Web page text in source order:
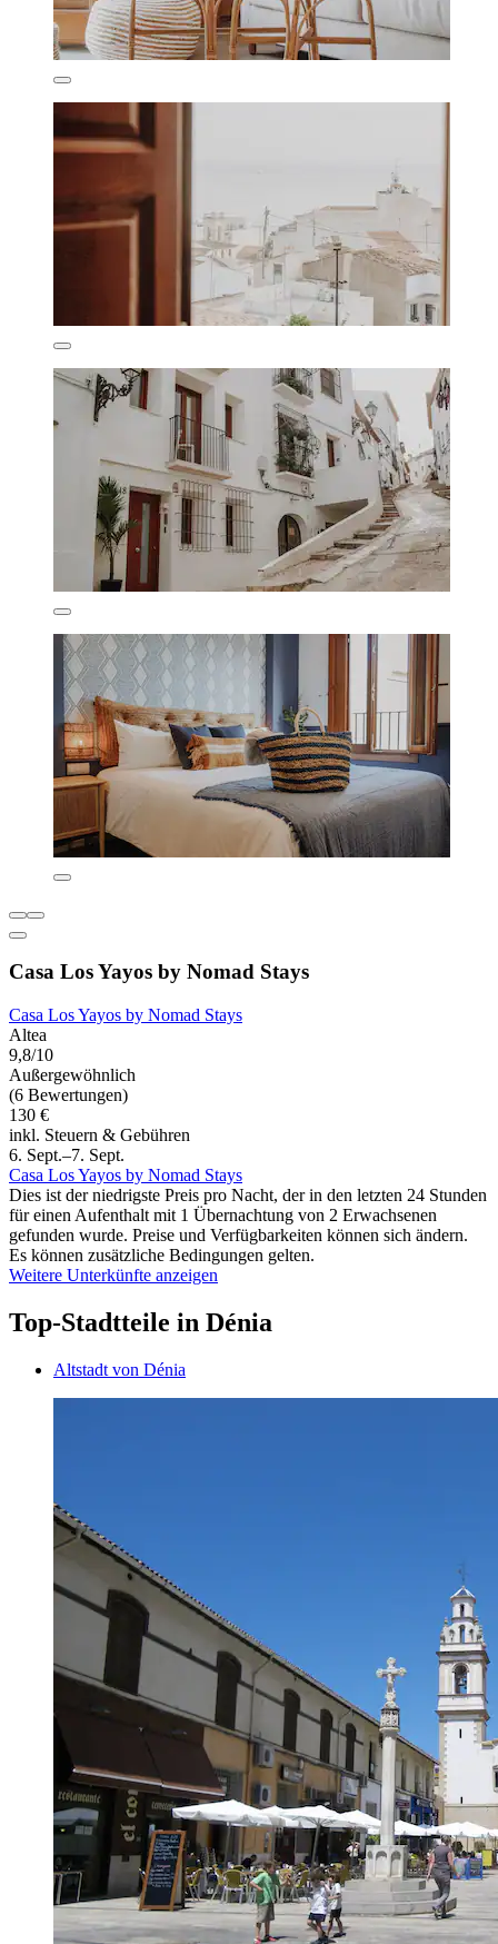
Casa Los Yayos by Nomad Stays
Casa Los Yayos by Nomad Stays
Altea
9,8/10
Außergewöhnlich
(6 Bewertungen)
130 €
inkl. Steuern & Gebühren
6. Sept.–7. Sept.
Casa Los Yayos by Nomad Stays
Dies ist der niedrigste Preis pro Nacht, der in den letzten 24 Stunden
für einen Aufenthalt mit 1 Übernachtung von 2 Erwachsenen
gefunden wurde. Preise und Verfügbarkeiten können sich ändern.
Es können zusätzliche Bedingungen gelten.
Weitere Unterkünfte anzeigen
Top-Stadtteile in Dénia
Altstadt von Dénia